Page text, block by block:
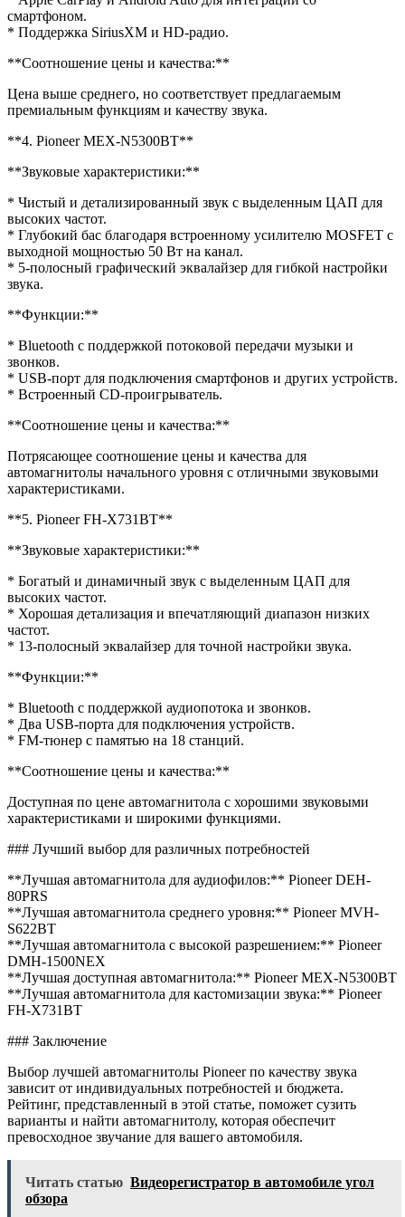
смартфоном.
* Поддержка SiriusXM и HD-радио.
**Соотношение цены и качества:**
Цена выше среднего, но соответствует предлагаемым
премиальным функциям и качеству звука.
**4. Pioneer MEX-N5300BT**
**Звуковые характеристики:**
* Чистый и детализированный звук с выделенным ЦАП для
высоких частот.
* Глубокий бас благодаря встроенному усилителю MOSFET с
выходной мощностью 50 Вт на канал.
* 5-полосный графический эквалайзер для гибкой настройки
звука.
**Функции:**
* Bluetooth с поддержкой потоковой передачи музыки и
звонков.
* USB-порт для подключения смартфонов и других устройств.
* Встроенный CD-проигрыватель.
**Соотношение цены и качества:**
Потрясающее соотношение цены и качества для
автомагнитолы начального уровня с отличными звуковыми
характеристиками.
**5. Pioneer FH-X731BT**
**Звуковые характеристики:**
* Богатый и динамичный звук с выделенным ЦАП для
высоких частот.
* Хорошая детализация и впечатляющий диапазон низких
частот.
* 13-полосный эквалайзер для точной настройки звука.
**Функции:**
* Bluetooth с поддержкой аудиопотока и звонков.
* Два USB-порта для подключения устройств.
* FM-тюнер с памятью на 18 станций.
**Соотношение цены и качества:**
Доступная по цене автомагнитола с хорошими звуковыми
характеристиками и широкими функциями.
### Лучший выбор для различных потребностей
**Лучшая автомагнитола для аудиофилов:** Pioneer DEH-
80PRS
**Лучшая автомагнитола среднего уровня:** Pioneer MVH-
S622BT
**Лучшая автомагнитола с высокой разрешением:** Pioneer
DMH-1500NEX
**Лучшая доступная автомагнитола:** Pioneer MEX-N5300BT
**Лучшая автомагнитола для кастомизации звука:** Pioneer
FH-X731BT
### Заключение
Выбор лучшей автомагнитолы Pioneer по качеству звука
зависит от индивидуальных потребностей и бюджета.
Рейтинг, представленный в этой статье, поможет сузить
варианты и найти автомагнитолу, которая обеспечит
превосходное звучание для вашего автомобиля.
Читать статью Видеорегистратор в автомобиле угол
обзора